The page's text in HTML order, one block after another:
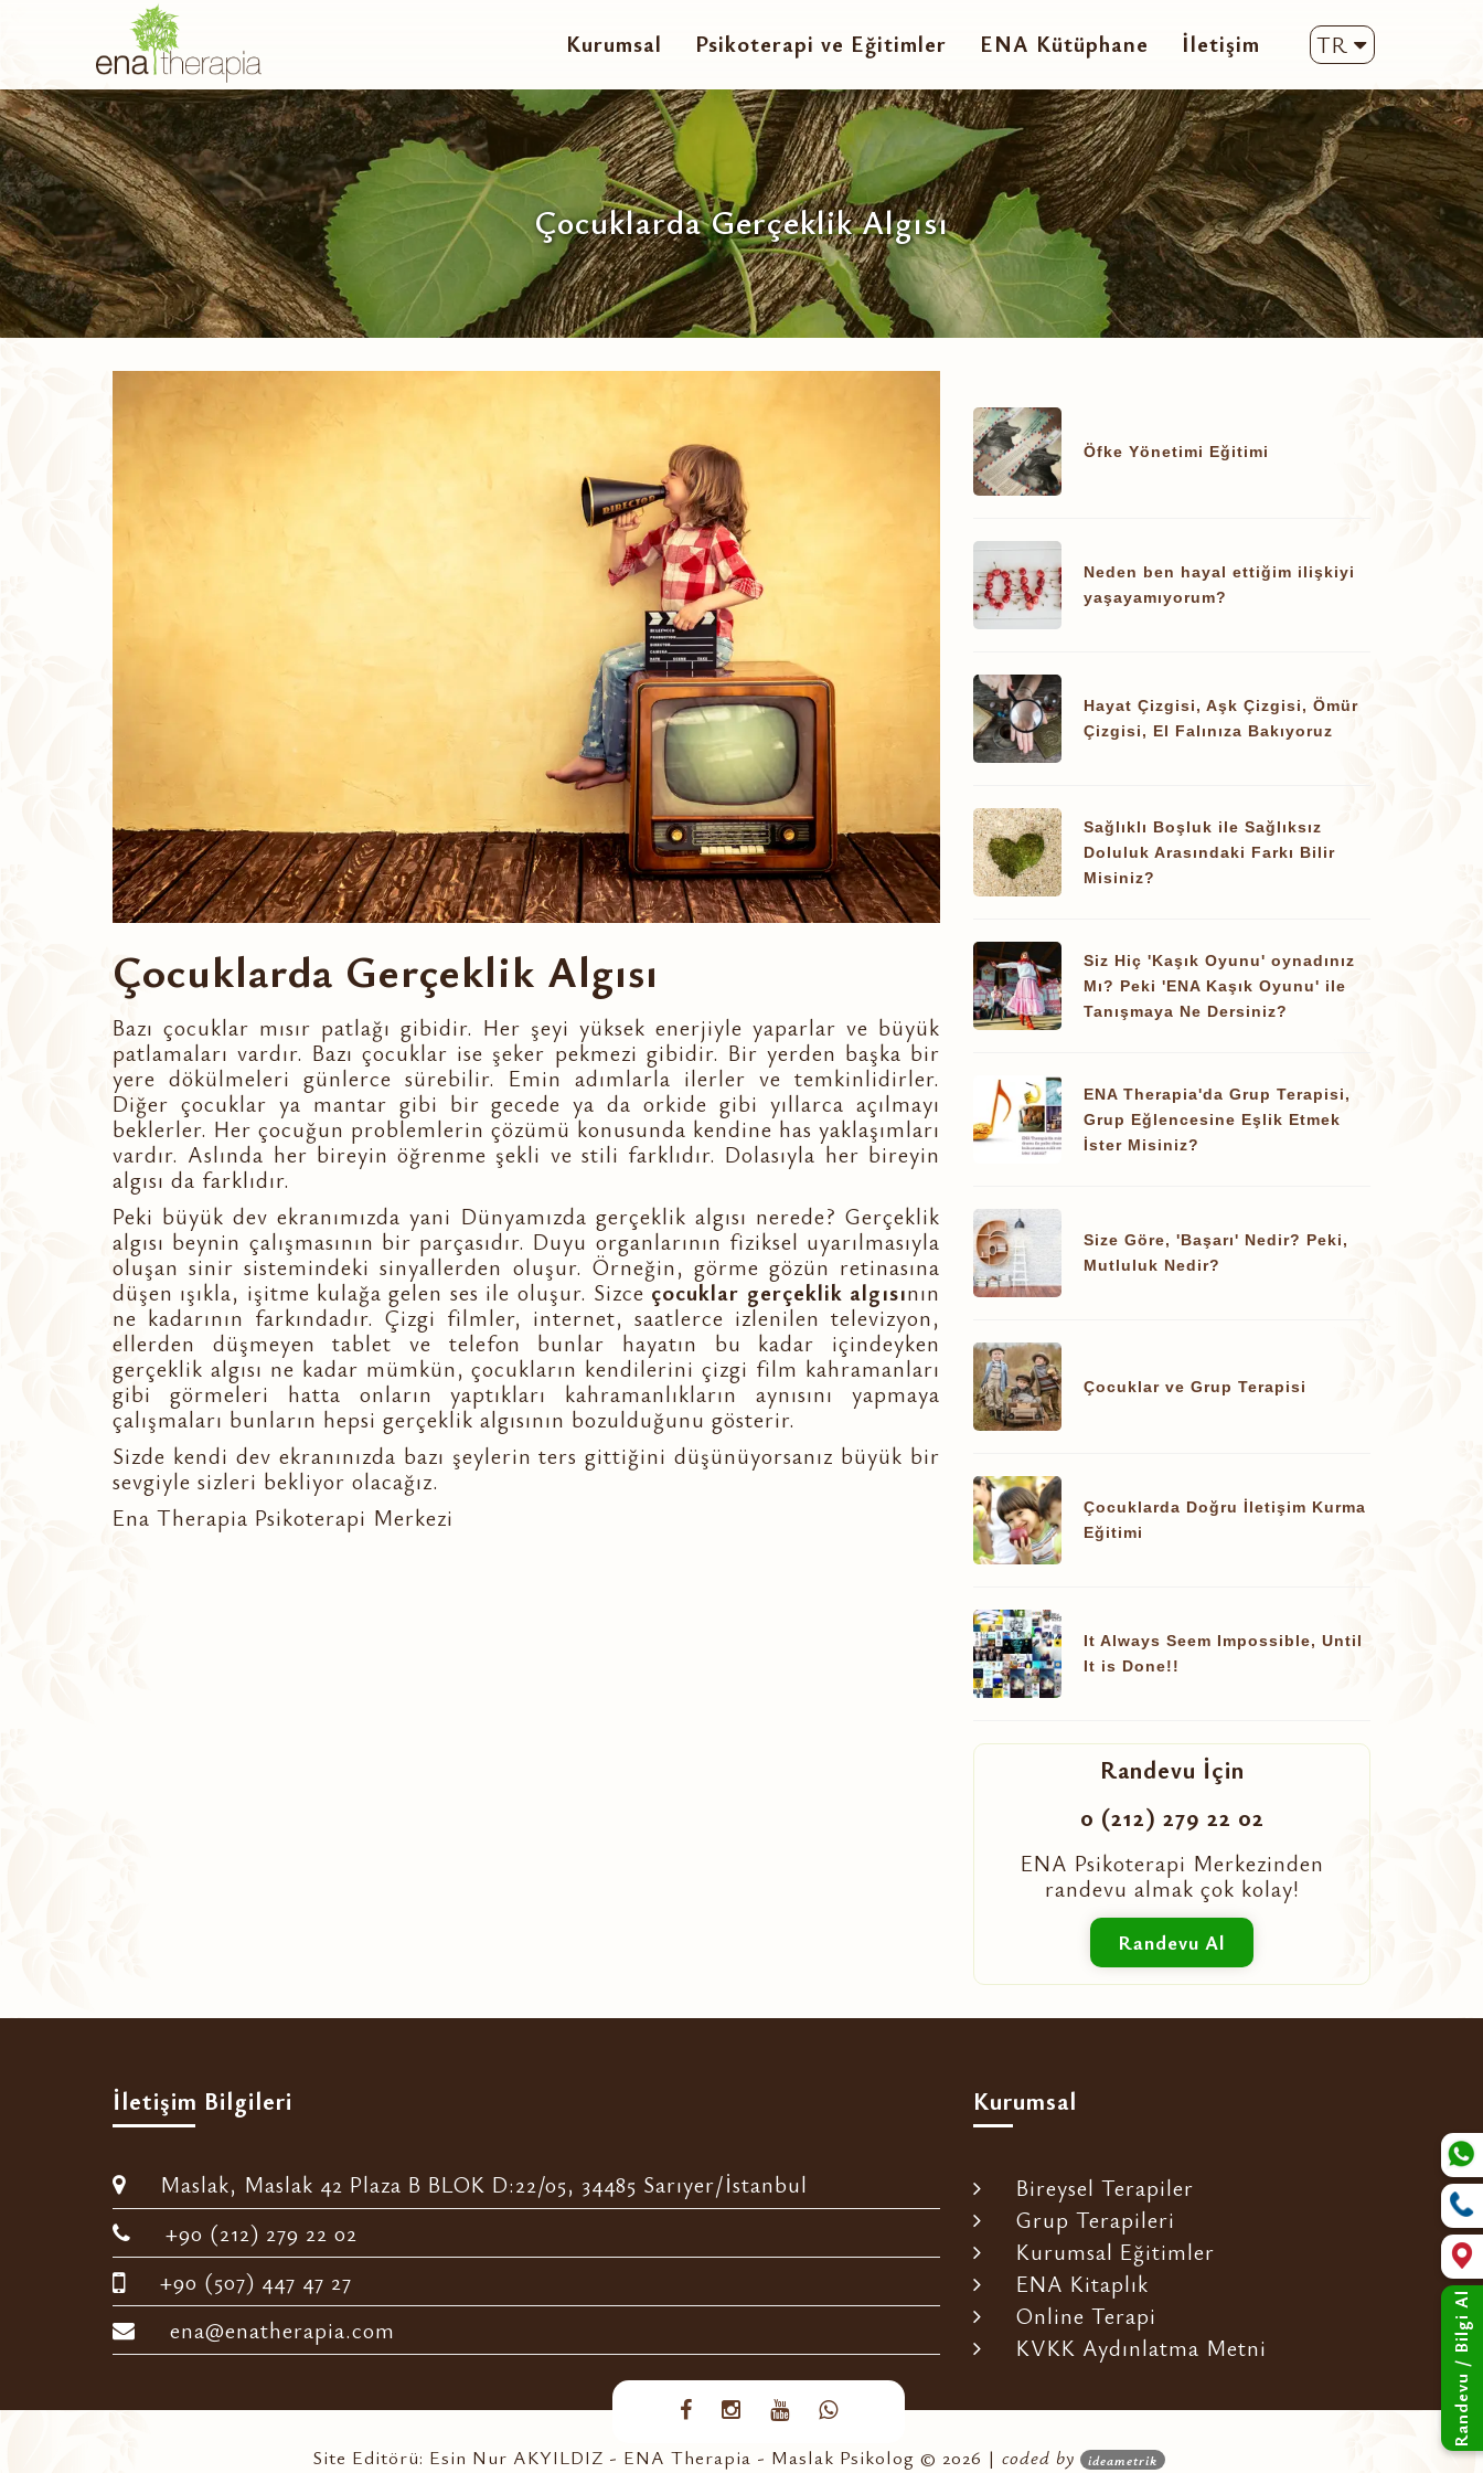
Kurumsal Psikoterapi ve Eğitimler ENA Kütüphane İletişim TR
Çocuklarda Gerçeklik Algısı
Çocuklarda Gerçeklik Algısı
Bazı çocuklar mısır patlağı gibidir. Her şeyi yüksek enerjiyle yaparlar ve büyük
patlamaları vardır. Bazı çocuklar ise şeker pekmezi gibidir. Bir yerden başka bir
yere dökülmeleri günlerce sürebilir. Emin adımlarla ilerler ve temkinlidirler.
Diğer çocuklar ya mantar gibi bir gecede ya da orkide gibi yıllarca açılmayı
beklerler. Her çocuğun problemlerin çözümü konusunda kendine has yaklaşımları
vardır. Aslında her bireyin öğrenme şekli ve stili farklıdır. Dolasıyla her bireyin
algısı da farklıdır.
Peki büyük dev ekranımızda yani Dünyamızda gerçeklik algısı nerede? Gerçeklik
algısı beynin çalışmasının bir parçasıdır. Duyu organlarının fiziksel uyarılmasıyla
oluşan sinir sistemindeki sinyallerden oluşur. Örneğin, görme gözün retinasına
düşen ışıkla, işitme kulağa gelen ses ile oluşur. Sizce çocuklar gerçeklik algısının
ne kadarının farkındadır. Çizgi filmler, internet, saatlerce izlenilen televizyon,
ellerden düşmeyen tablet ve telefon bunlar hayatın bu kadar içindeyken
gerçeklik algısı ne kadar mümkün, çocukların kendilerini çizgi film kahramanları
gibi görmeleri hatta onların yaptıkları kahramanlıkların aynısını yapmaya
çalışmaları bunların hepsi gerçeklik algısının bozulduğunu gösterir.
Sizde kendi dev ekranınızda bazı şeylerin ters gittiğini düşünüyorsanız büyük bir
sevgiyle sizleri bekliyor olacağız.
Ena Therapia Psikoterapi Merkezi
Öfke Yönetimi Eğitimi
Neden ben hayal ettiğim ilişkiyi
yaşayamıyorum?
Hayat Çizgisi, Aşk Çizgisi, Ömür
Çizgisi, El Falınıza Bakıyoruz
Sağlıklı Boşluk ile Sağlıksız
Doluluk Arasındaki Farkı Bilir
Misiniz?
Siz Hiç 'Kaşık Oyunu' oynadınız
Mı? Peki 'ENA Kaşık Oyunu' ile
Tanışmaya Ne Dersiniz?
ENA Therapia'da Grup Terapisi,
Grup Eğlencesine Eşlik Etmek
İster Misiniz?
Size Göre, 'Başarı' Nedir? Peki,
Mutluluk Nedir?
Çocuklar ve Grup Terapisi
Çocuklarda Doğru İletişim Kurma
Eğitimi
It Always Seem Impossible, Until
It is Done!!
Randevu İçin
0 (212) 279 22 02
ENA Psikoterapi Merkezinden
randevu almak çok kolay!
Randevu Al
İletişim Bilgileri
Maslak, Maslak 42 Plaza B BLOK D:22/05, 34485 Sarıyer/İstanbul
+90 (212) 279 22 02
+90 (507) 447 47 27
ena@enatherapia.com
Kurumsal
Bireysel Terapiler
Grup Terapileri
Kurumsal Eğitimler
ENA Kitaplık
Online Terapi
KVKK Aydınlatma Metni
Site Editörü: Esin Nur AKYILDIZ - ENA Therapia - Maslak Psikolog © 2026 | coded by ideametrik
Randevu / Bilgi Al